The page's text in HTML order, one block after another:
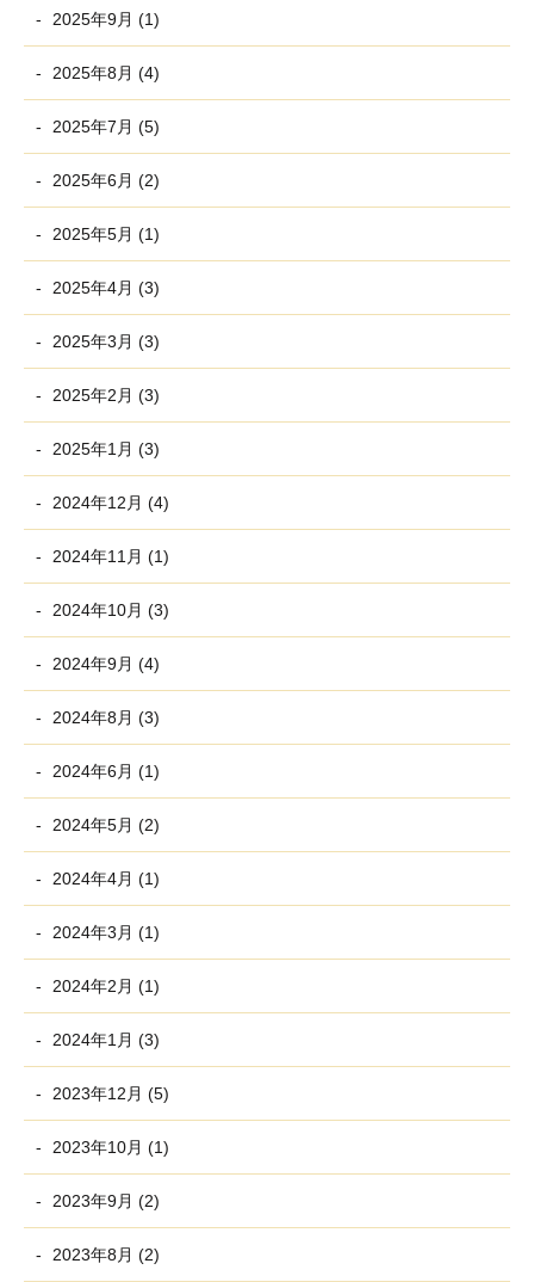
2025年9月 (1)
2025年8月 (4)
2025年7月 (5)
2025年6月 (2)
2025年5月 (1)
2025年4月 (3)
2025年3月 (3)
2025年2月 (3)
2025年1月 (3)
2024年12月 (4)
2024年11月 (1)
2024年10月 (3)
2024年9月 (4)
2024年8月 (3)
2024年6月 (1)
2024年5月 (2)
2024年4月 (1)
2024年3月 (1)
2024年2月 (1)
2024年1月 (3)
2023年12月 (5)
2023年10月 (1)
2023年9月 (2)
2023年8月 (2)